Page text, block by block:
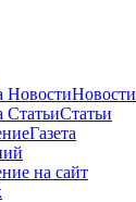
НовостиНовости
СтатьиСтатьи
Газета
на сайт